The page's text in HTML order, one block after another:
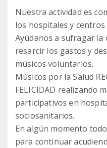
Nuestra actividad es
los hospitales y
Ayúdanos a sufragar la
resarcir los gastos y
músicos voluntarios.
Músicos por la Salud
FELICIDAD realizando
participativos en
sociosanitarios.
En algún momento
para continuar